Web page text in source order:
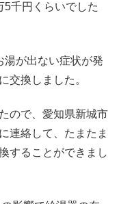
千円くらいでした
湯が出ない症状が発
交換しました。
ので、愛知県新城市
連絡して、たまたま
することができまし